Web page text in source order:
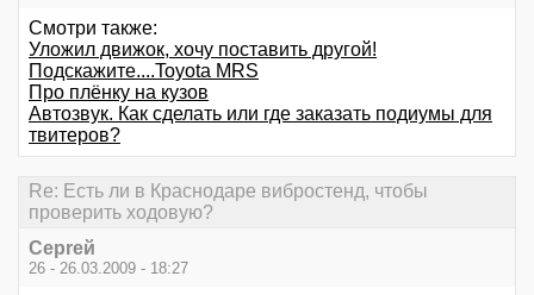
Смотри также:
Уложил движок, хочу поставить другой!
Подскажите....Toyota MRS
Про плёнку на кузов
Автозвук. Как сделать или где заказать подиумы для
твитеров?
Re: Есть ли в Краснодаре вибростенд, чтобы
проверить ходовую?
Серrей
26 - 26.03.2009 - 18:27